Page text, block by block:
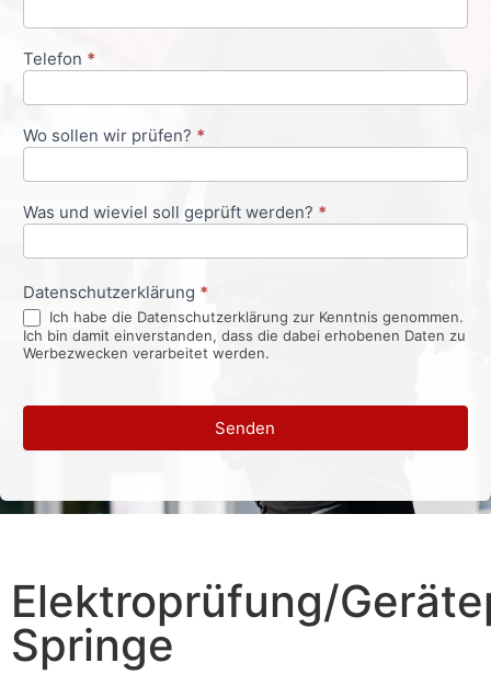
Telefon *
Wo sollen wir prüfen? *
Was und wieviel soll geprüft werden? *
Datenschutzerklärung *
Ich habe die Datenschutzerklärung zur Kenntnis genommen.
Ich bin damit einverstanden, dass die dabei erhobenen Daten zu
Werbezwecken verarbeitet werden.
Senden
Elektroprüfung/
Springe